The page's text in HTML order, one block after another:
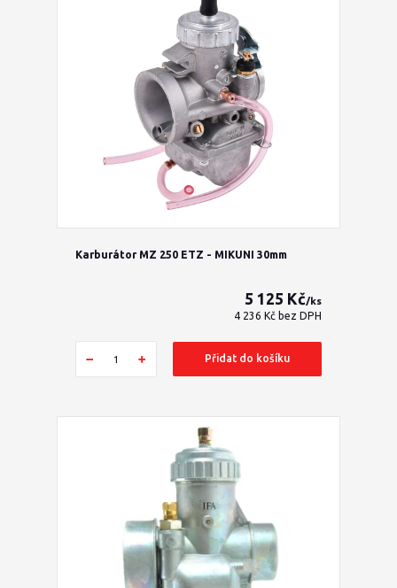
Karburátor MZ 250 ETZ - MIKUNI 30mm
5 125 Kč/ks
4 236 Kč bez DPH
Přidat do košíku